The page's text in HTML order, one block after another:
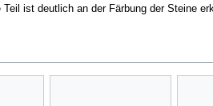
ist deutlich an der Färbung der Steine